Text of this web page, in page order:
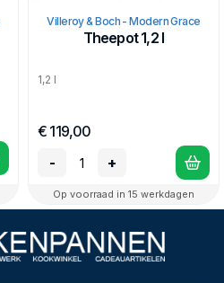
Villeroy & Boch - Modern Grace
Theepot 1,2 l
1,2 l
€ 119,00
-
+
Op voorraad in 15 werkdagen